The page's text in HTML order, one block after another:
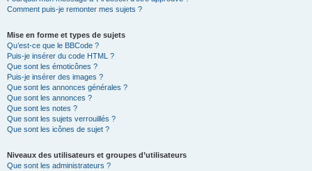
Comment puis-je remonter mes sujets ?
Mise en forme et types de sujets
Qu’est-ce que le BBCode ?
Puis-je insérer du code HTML ?
Que sont les émoticônes ?
Puis-je insérer des images ?
Que sont les annonces générales ?
Que sont les annonces ?
Que sont les notes ?
Que sont les sujets verrouillés ?
Que sont les icônes de sujet ?
Niveaux des utilisateurs et groupes d’utilisateurs
Que sont les administrateurs ?